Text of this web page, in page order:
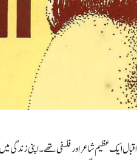
اقبال ایک عظیم شاعر اور فلسفی تھے۔ اپنی